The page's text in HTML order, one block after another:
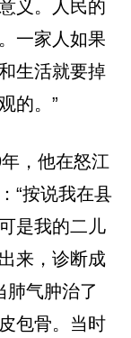
义。人民的
一家人如果
生活就要掉
的。”
，他在怒江
“按说我在县
是我的二儿
来，诊断成
肺气肿治了
包骨。当时